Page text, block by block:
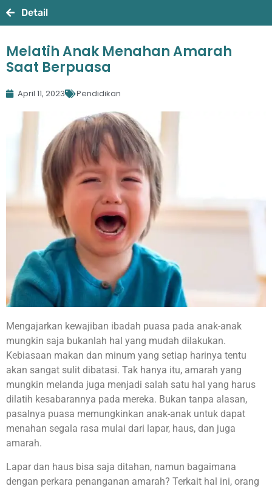
Detail
Melatih Anak Menahan Amarah
Saat Berpuasa
April 11, 2023 Pendidikan
Mengajarkan kewajiban ibadah puasa pada anak-anak
mungkin saja bukanlah hal yang mudah dilakukan.
Kebiasaan makan dan minum yang setiap harinya tentu
akan sangat sulit dibatasi. Tak hanya itu, amarah yang
mungkin melanda juga menjadi salah satu hal yang harus
dilatih kesabarannya pada mereka. Bukan tanpa alasan,
pasalnya puasa memungkinkan anak-anak untuk dapat
menahan segala rasa mulai dari lapar, haus, dan juga
amarah.
Lapar dan haus bisa saja ditahan, namun bagaimana
dengan perkara penanganan amarah? Terkait hal ini, orang